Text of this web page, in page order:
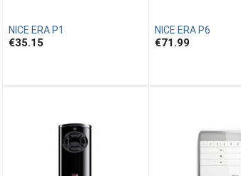
NICE ERA P1
€35.15
NICE ERA P6
€71.99